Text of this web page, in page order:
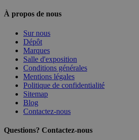
À propos de nous
Sur nous
Dépôt
Marques
Salle d'exposition
Conditions générales
Mentions légales
Politique de confidentialité
Sitemap
Blog
Contactez-nous
Questions? Contactez-nous